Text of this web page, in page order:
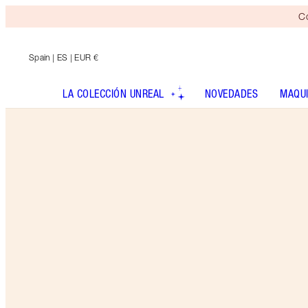
Spain | ES | EUR €
LA COLECCIÓN UNREAL NOVEDADES